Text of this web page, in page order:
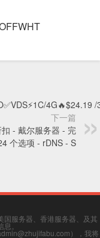
4G🔥$24.19
下一篇
- 戴尔服务器 - 完
个选项 - rDNS - S
国服务器、香港服务器、及其
息。
），我将